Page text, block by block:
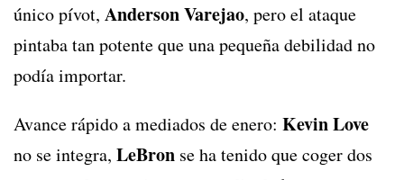
único pívot, Anderson Varejao, pero el ataque
pintaba tan potente que una pequeña debilidad no
podía importar.
Avance rápido a mediados de enero: Kevin Love
no se integra, LeBron se ha tenido que coger dos